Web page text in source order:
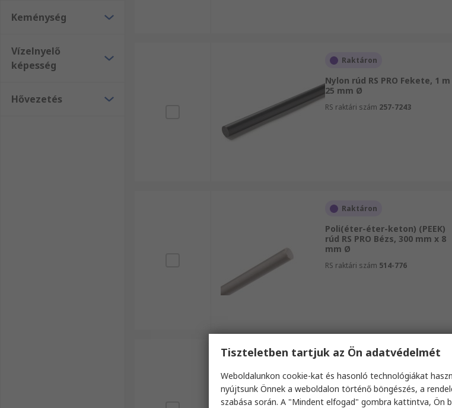
Keménység
Vízelnyelő
képesség
Hővezetés
Raktáron
Nylon rúd RS PRO Fekete, 1 m
25 mm Ø
RS raktári szám 257-7243
Raktáron
Poli(éter-éter-keton) (PEEK)
rúd RS PRO Bézs, 300 mm x 8
mm Ø
RS raktári szám 514-776
Raktáron
Fluoroplasztik (PTFE) rúd RS
PRO Átlátszatlan, 1 m x 10
Ø
Tiszteletben tartjuk az Ön adatvédelmét
Weboldalunkon cookie-kat és hasonló technológiákat
nyújtsunk Önnek a weboldalon történő böngészés, a
szabása során. A "Mindent elfogad" gombra kattintva, Ön